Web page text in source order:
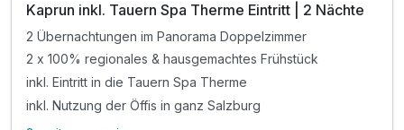
Kaprun inkl. Tauern Spa Therme Eintritt | 2 Nächte
2 Übernachtungen im Panorama Doppelzimmer
2 x 100% regionales & hausgemachtes Frühstück
inkl. Eintritt in die Tauern Spa Therme
inkl. Nutzung der Öffis in ganz Salzburg